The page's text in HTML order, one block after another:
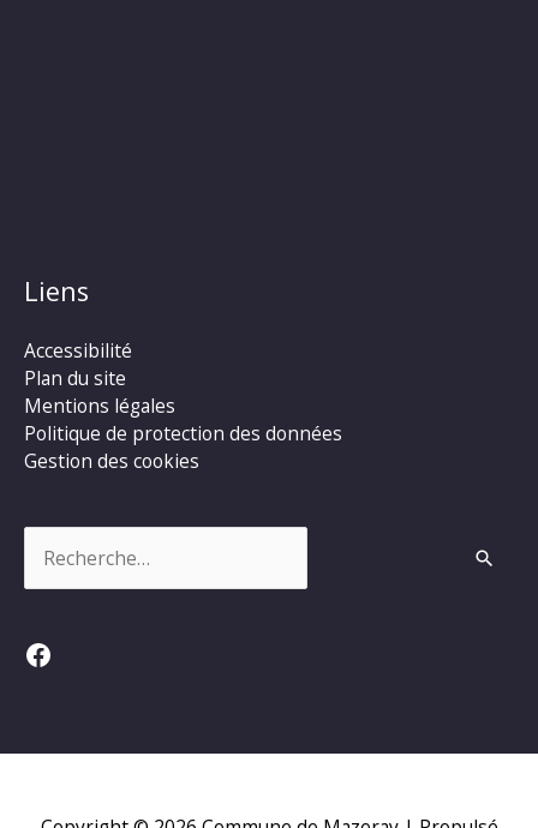
Liens
Accessibilité
Plan du site
Mentions légales
Politique de protection des données
Gestion des cookies
Facebook